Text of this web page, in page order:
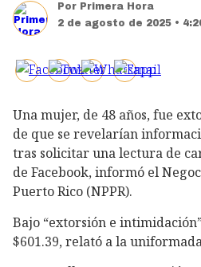
Por Primera Hora
2 de agosto de 2025 •
Una mujer, de 48 años, fue
de que se revelarían
tras solicitar una lectura de
de Facebook, informó el
Puerto Rico (NPPR).
Bajo “extorsión e
$601.39, relató a la